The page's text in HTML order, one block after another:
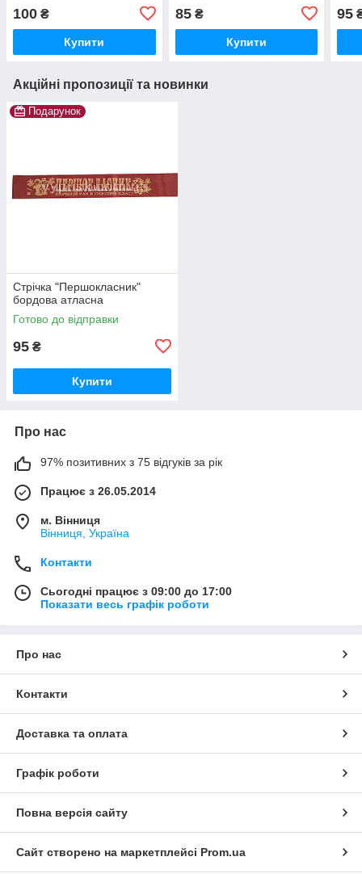
100 ₴
Купити
85₴
Купити
95
Акційні пропозиції та новинки
Подарунок
Стрічка "Першокласник"
бордова атласна
Готово до відправки
95 ₴
Купити
Про нас
97% позитивних з 75 відгуків за рік
Працює з 26.05.2014
м. Вінниця
Вінниця, Україна
Контакти
Сьогодні працює з 09:00 до 17:00
Показати весь графік роботи
Про нас
Контакти
Доставка та оплата
Графік роботи
Повна версія сайту
Сайт створено на маркетплейсі Prom.ua